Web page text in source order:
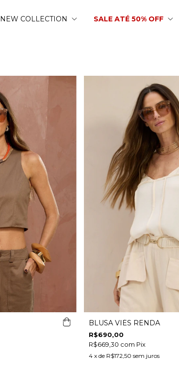
NEW COLLECTION SALE ATÉ 50% OFF
BLUSA VIÉS RENDA
R$690,00
R$669,30 com Pix
4 x de R$172,50 sem juros